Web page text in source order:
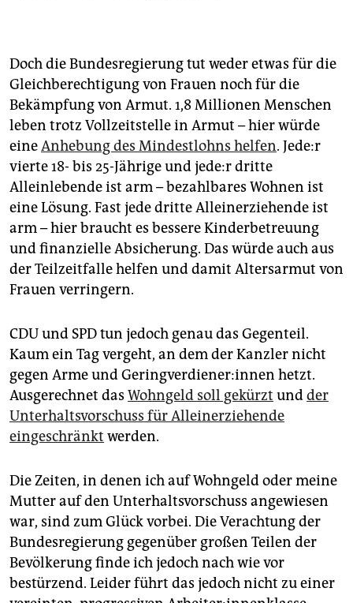
Doch die Bundesregierung tut weder etwas für die
Gleichberechtigung von Frauen noch für die
Bekämpfung von Armut. 1,8 Millionen Menschen
leben trotz Vollzeitstelle in Armut – hier würde
eineAnhebung des Mindestlohns helfen. Je­de:r
vierte 18- bis 25-Jährige und je­de:r dritte
Alleinlebende ist arm – bezahlbares Wohnen ist
eine Lösung. Fast jede dritte Alleinerziehende ist
arm – hier braucht es bessere Kinderbetreuung
und finanzielle Absicherung. Das würde auch aus
der Teilzeitfalle helfen und damit Altersarmut von
Frauen verringern.
CDU und SPD tun jedoch genau das Gegenteil.
Kaum ein Tag vergeht, an dem der Kanzler nicht
gegen Arme und Ge­ring­ver­die­ne­r:in­nen hetzt.
Ausgerechnet das Wohngeld soll gekürzt undder
Unterhaltsvorschuss für Alleinerziehende
eingeschränkt werden.
Die Zeiten, in denen ich auf Wohngeld oder meine
Mutter auf den Unterhaltsvorschuss angewiesen
war, sind zum Glück vorbei. Die Verachtung der
Bundesregierung gegenüber großen Teilen der
Bevölkerung finde ich jedoch nach wie vor
bestürzend. Leider führt das jedoch nicht zu einer